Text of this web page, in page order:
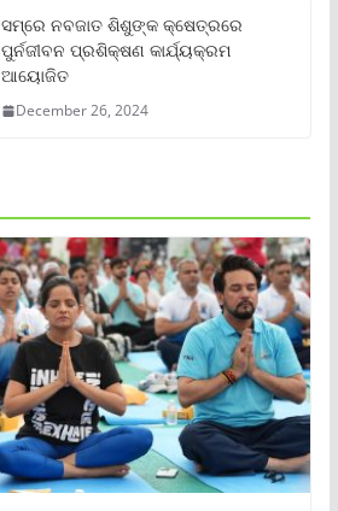
ସମ୍‌ରେ ନବଜାତ ଶିଶୁଙ୍କ କ୍ଷେତ୍ରରେ
ପୁର୍ନଜୀବନ ପ୍ରଶିକ୍ଷଣ କାର୍ଯ୍ୟକ୍ରମ
ଆୟୋଜିତ
December 26, 2024